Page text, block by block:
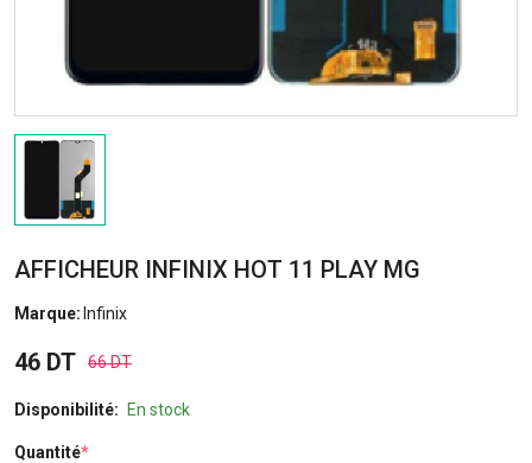
AFFICHEUR INFINIX HOT 11 PLAY MG
Marque: Infinix
46 DT 66 DT
Disponibilité: En stock
Quantité*